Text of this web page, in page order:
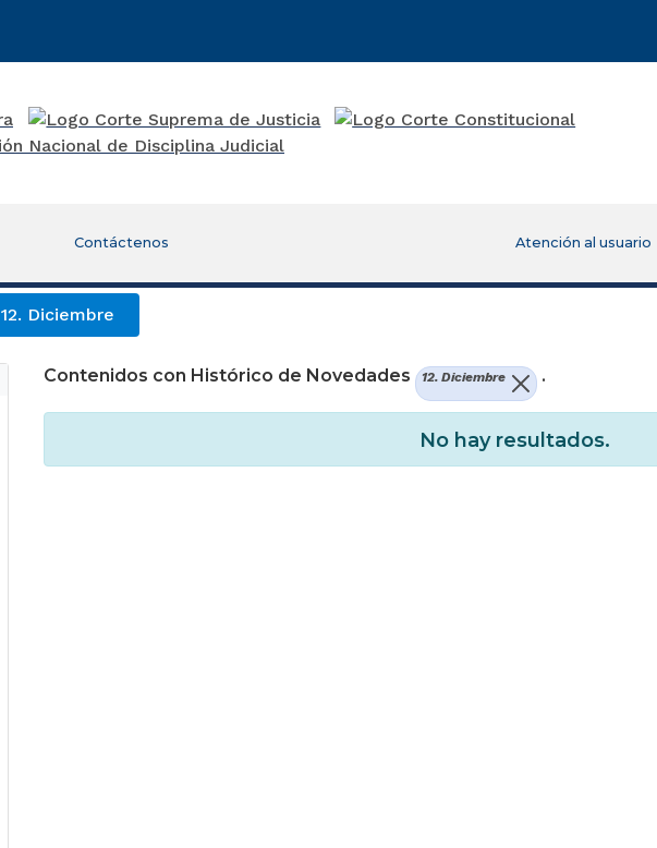
Contáctenos Atención al usuario
12. Diciembre
Contenidos con Histórico de Novedades 12. Diciembre .
No hay resultados.